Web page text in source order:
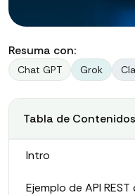
Resuma con:
Chat GPT Grok
Tabla de Contenidos
Intro
Ejemplo de API